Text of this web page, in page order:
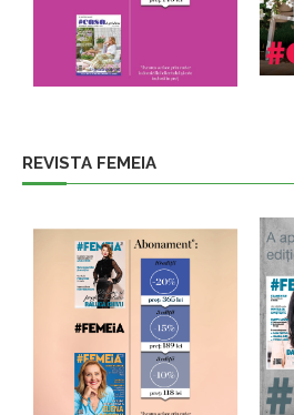
REVISTA FEMEIA